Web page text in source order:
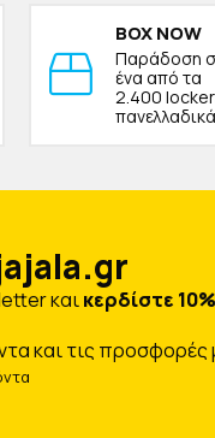
BOX NOW
Παράδοση
ένα από τα
2.400
πανελλαδικά
καικερδίστε
και τις προσφορές